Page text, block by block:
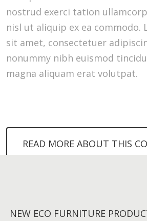
nostrud exerci tation
nisl ut aliquip ex ea commodo.
sit amet, consectetuer
nonummy nibh euismod
magna aliquam erat volutpat.
READ MORE ABOUT THIS
NEW ECO FURNITURE